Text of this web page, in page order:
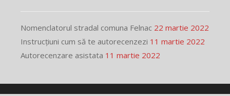
Nomenclatorul stradal comuna Felnac 22 martie 2022
Instrucțiuni cum să te autorecenzezi 11 martie 2022
Autorecenzare asistata 11 martie 2022